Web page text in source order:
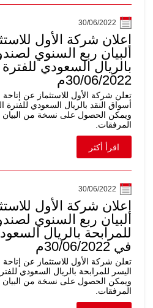
30/06/2022
إعلان شركة الأول
البيان ربع السنوي
بالريال السعودي
30/06/2022م
تعلن شركة الأول للاستثماز عن إتاحة
ويمكن الحصول على نسخة من البيان
المرفقات.
اقرأ أكثر
30/06/2022
إعلان شركة الأول
البيان ربع السنوي
للمرابحة بالريال
في 30/06/2022م
تعلن شركة الأول للاستثماز عن إتاحة
ويمكن الحصول على نسخة من البيان
المرفقات.